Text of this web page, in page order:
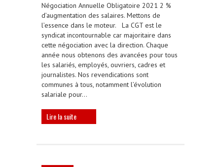
Négociation Annuelle Obligatoire 2021 2 %
d’augmentation des salaires. Mettons de
l’essence dans le moteur. La CGT est le
syndicat incontournable car majoritaire dans
cette négociation avec la direction. Chaque
année nous obtenons des avancées pour tous
les salariés, employés, ouvriers, cadres et
journalistes. Nos revendications sont
communes à tous, notamment l’évolution
salariale pour…
Lire la suite